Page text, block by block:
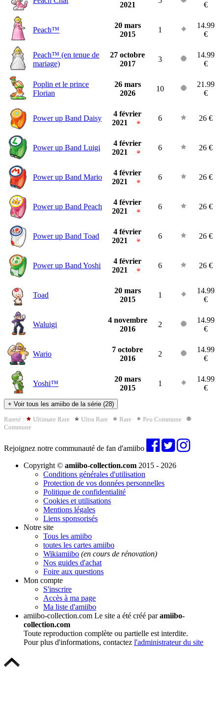
2021
€
Peach™
20 mars
2015
1
14.99
€
Peach™ (en tenue de
mariage)
27 octobre
2017
3
14.99
€
Poplin et le prince
Florian
26 mars
2026
10
21.99
€
Power up Band Daisy
4 février
2021
6 26 €
Power up Band Luigi
4 février
2021
6 26 €
Power up Band Mario
4 février
2021
6 26 €
Power up Band Peach
4 février
2021
6 26 €
Power up Band Toad
4 février
2021
6 26 €
Power up Band Yoshi
4 février
2021
6 26 €
Toad
20 mars
2015
1
14.99
€
Waluigi
4 novembre
2016
2
14.99
€
Wario
7 octobre
2016
2
14.99
€
Yoshi™
20 mars
2015
1
14.99
€
+ Voir tous les amiibo de la série (28)
Rareté : Ultimate Rare Ultra Rare Rare
Peu Commune
Commune
Rejoignez notre communauté de fan d'amiibo
Copyright © amiibo-collection.com 2015 - 2026
Conditions générales d'utilisation
Protection de vos données personnelles
Politique de confidentialité
Cookies et utilisations
Mentions légales
Liens sponsorisés
Notre site
Tous les amiibo
toutes les cartes amiibo
Wikiamiibo (en cours de rénovation)
Nos guides d'achat
Foire aux questions
Mon compte
S'inscrire
Accès à ma page
Ma liste d'amiibo
amiibo-collection.com Le site a été créé paramiibo-
collection.com
Toute reproduction complète ou partielle est interdite.
Pour plus d'informations, contactez l'administrateur du site